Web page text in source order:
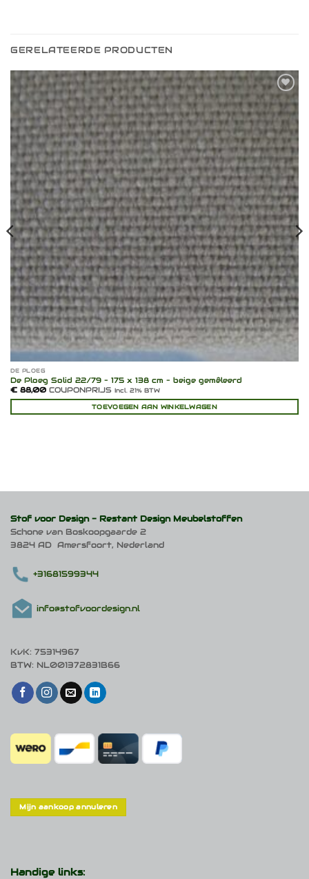
GERELATEERDE PRODUCTEN
Toevoegen
aan
verlanglijst
DE PLOEG
De Ploeg Solid 22/79 – 175 x 138 cm – beige gemêleerd
€88,00COUPONPRIJS Incl. 21% BTW
TOEVOEGEN AAN WINKELWAGEN
Stof voor Design - Restant Design Meubelstoffen
Schone van Boskoopgaarde 2
3824 AD Amersfoort, Nederland
+31681599344
info@stofvoordesign.nl
KvK: 75314967
BTW: NL001372831B66
Mijn aankoop annuleren
Handige links: